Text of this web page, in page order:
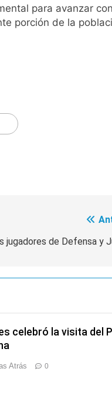
para avanzar
porción de la
jugadores de Defensa y
celebró la visita del
Atrás 0